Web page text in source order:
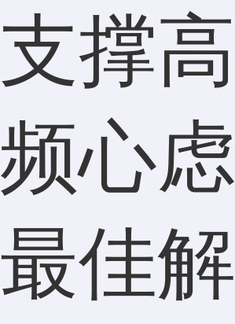
支撑
频心
最佳解